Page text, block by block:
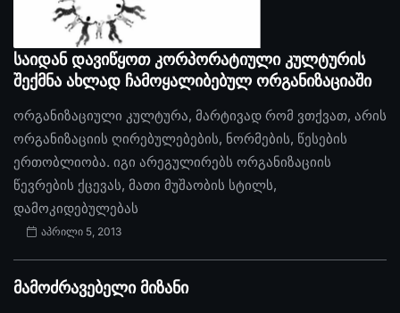
საიდან დავიწყოთ კორპორატიული კულტურის
შექმნა ახლად ჩამოყალიბებულ ორგანიზაციაში
ორგანიზაციული კულტურა, მარტივად რომ ვთქვათ, არის
ორგანიზაციის ღირებულებების, ნორმების, წესების
ერთობლიობა. იგი არეგულირებს ორგანიზაციის
წევრების ქცევას, მათი მუშაობის სტილს,
დამოკიდებულებას
აპრილი 5, 2013
მამოძრავებელი მიზანი